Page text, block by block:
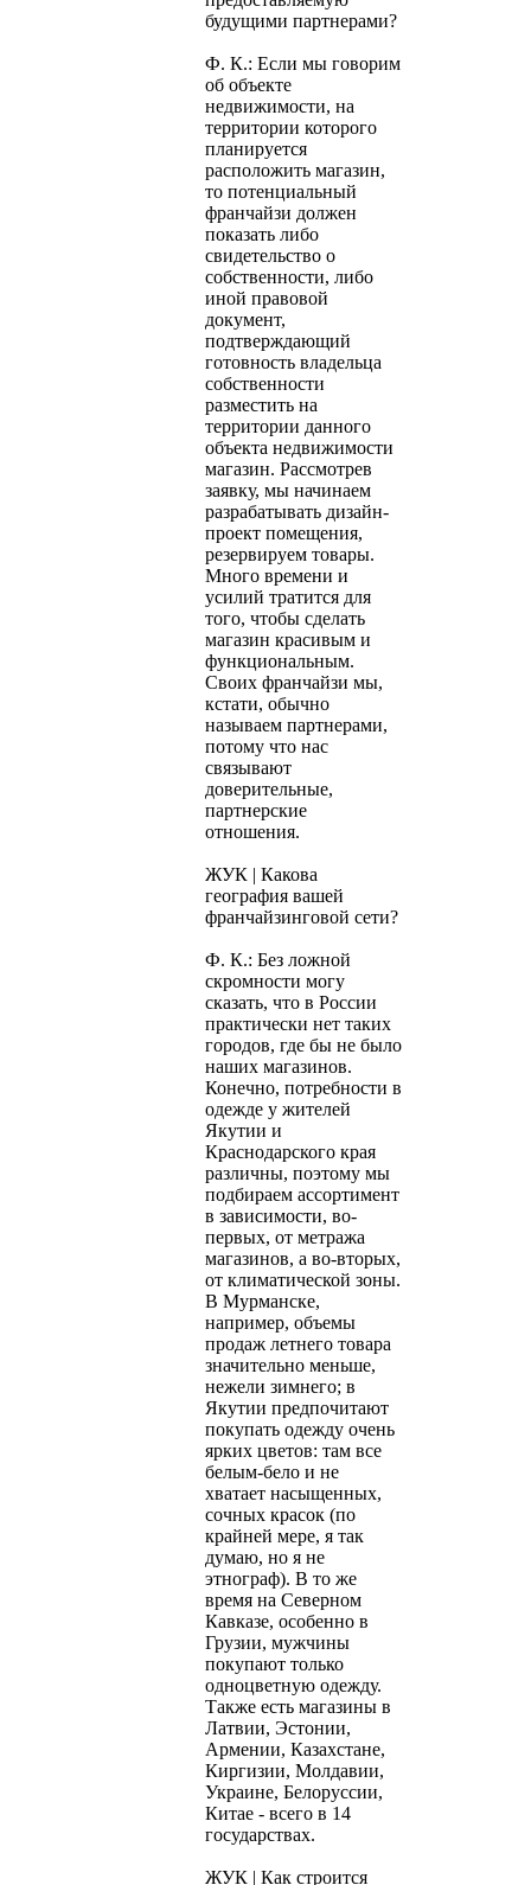
будущими партнерами?
Ф. К.: Если мы говорим
об объекте
недвижимости, на
территории которого
планируется
расположить магазин,
то потенциальный
франчайзи должен
показать либо
свидетельство о
собственности, либо
иной правовой
документ,
подтверждающий
готовность владельца
собственности
разместить на
территории данного
объекта недвижимости
магазин. Рассмотрев
заявку, мы начинаем
разрабатывать дизайн-
проект помещения,
резервируем товары.
Много времени и
усилий тратится для
того, чтобы сделать
магазин красивым и
функциональным.
Своих франчайзи мы,
кстати, обычно
называем партнерами,
потому что нас
связывают
доверительные,
партнерские
отношения.
ЖУК | Какова
география вашей
франчайзинговой сети?
Ф. К.: Без ложной
скромности могу
сказать, что в России
практически нет таких
городов, где бы не было
наших магазинов.
Конечно, потребности в
одежде у жителей
Якутии и
Краснодарского края
различны, поэтому мы
подбираем ассортимент
в зависимости, во-
первых, от метража
магазинов, а во-вторых,
от климатической зоны.
В Мурманске,
например, объемы
продаж летнего товара
значительно меньше,
нежели зимнего; в
Якутии предпочитают
покупать одежду очень
ярких цветов: там все
белым-бело и не
хватает насыщенных,
сочных красок (по
крайней мере, я так
думаю, но я не
этнограф). В то же
время на Северном
Кавказе, особенно в
Грузии, мужчины
покупают только
одноцветную одежду.
Также есть магазины в
Латвии, Эстонии,
Армении, Казахстане,
Киргизии, Молдавии,
Украине, Белоруссии,
Китае - всего в 14
государствах.
ЖУК | Как строится